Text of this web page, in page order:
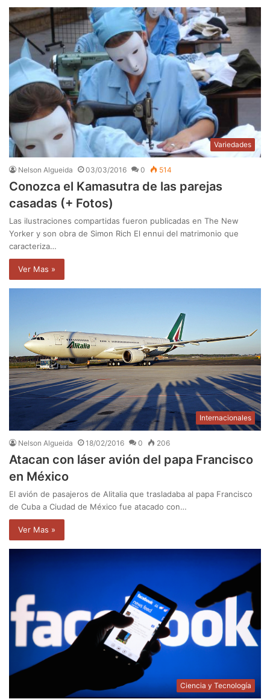
Variedades
Nelson Algueida 03/03/2016 0 514
Conozca el Kamasutra de las parejas
casadas (+ Fotos)
Las ilustraciones compartidas fueron publicadas en The New
Yorker y son obra de Simon Rich El ennui del matrimonio que
caracteriza…
Ver Mas »
Internacionales
Nelson Algueida 18/02/2016 0 206
Atacan con láser avión del papa Francisco
en México
El avión de pasajeros de Alitalia que trasladaba al papa Francisco
de Cuba a Ciudad de México fue atacado con…
Ver Mas »
Ciencia y Tecnología